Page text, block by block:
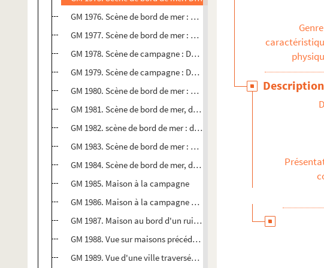
GM 1976. Scène de bord de mer : Deux vues par plaque : femmes au
GM 1977. Scène de bord de mer : Deux vues par plaque : femmes
GM 1978. Scène de campagne : Deux vues par plaque : vaches dans
GM 1979. Scène de campagne : Deux vues par plaque : enfants
GM 1980. Scène de bord de mer : Deux vues par plaque : Deux
GM 1981. Scène de bord de mer, deux vues par plaque : femmes au
GM 1982. scène de bord de mer : deux vues par plaque : enfants dans
GM 1983. Scène de bord de mer : deux vues par plaque : femmes et
GM 1984. Scène de bord de mer, deux vues par plaque : homme
GM 1985. Maison à la campagne
GM 1986. Maison à la campagne et un chasseur
GM 1987. Maison au bord d'un ruisseau avec une personne au travail
GM 1988. Vue sur maisons précédées d'un grand parc
GM 1989. Vue d'une ville traversée par de l'eau